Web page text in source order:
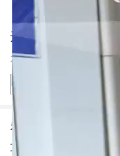
还看34C？smart精
2026-05-28
视频详情：以前看
车到店，预售价